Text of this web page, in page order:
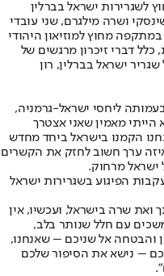
לשגרירות ישראל בברלין
ושרה מילגרם, שני עובדי
מחוץ למוזיאון היהודי
כלל דברי זיכרון מרגשים של
ישראל בברלין, רון
ליחסי ישראל-גרמניה,
הייתי מאמין שאני אצטרך
הקמנו בישראל ביחד מחדש
ערך חשוב לחזק את הקשרים
ישראל מרחוק.
הפיגוע בשגרירות ישראל
ואת שרה בישראל, ועכשיו, אין
עם חלל שנותר בלב,
והבטחה אל שניכם – שאנחנו,
– נישא את הסיפור שלכם